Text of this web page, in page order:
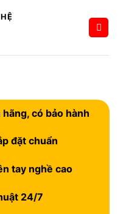
có bảo hành
đặt chuẩn
tay nghề cao
24/7